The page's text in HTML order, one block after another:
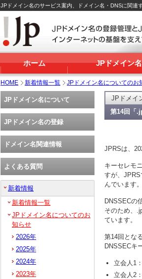
JPドメイン名のサービス案内、ドメイン名・DNSに関連
ホーム JPドメイン
HOME 新着情報一覧 JPドメイン名についてのお
JPドメイ
第14回「
JPRSは、
キーセレモ
すが、
んでいます。
DNSSECの
そのため、
ています。
第14回とな
DNSSECキ
立会人1
立会人2
JPドメイン名について
JPドメイン名の登録
ドメイン名関連情報
よくある質問
新着情報
新着情報一覧
JPドメイン名についてのお
知らせ
2026年
2025年
2024年
2023年